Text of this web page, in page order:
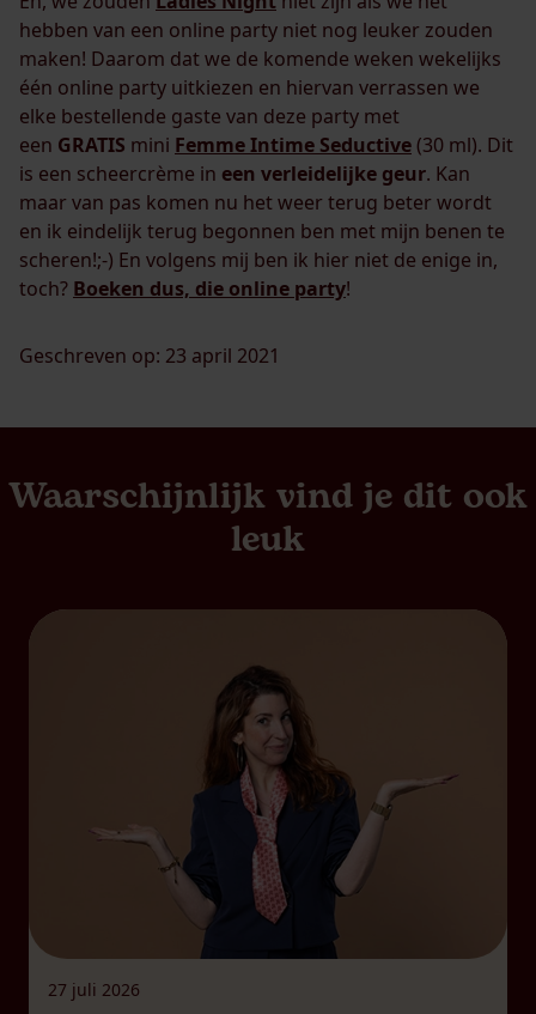
hebben van een online party niet nog leuker zouden
maken! Daarom dat we de komende weken wekelijks
één online party uitkiezen en hiervan verrassen we
elke bestellende gaste van deze party met
een GRATIS mini Femme Intime Seductive (30 ml). Dit
is een scheercrème in een verleidelijke geur. Kan
maar van pas komen nu het weer terug beter wordt
en ik eindelijk terug begonnen ben met mijn benen te
scheren!;-) En volgens mij ben ik hier niet de enige in,
toch? Boeken dus, die online party!
Geschreven op: 23 april 2021
Waarschijnlijk vind je dit ook
leuk
27 juli 2026